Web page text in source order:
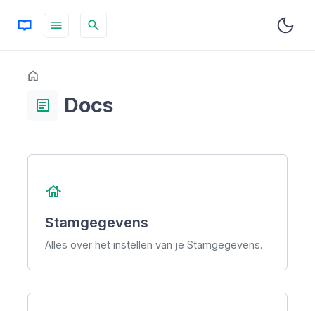
menu search
Home
OP DEZE PAGINA
Table
Contents
article Docs
house
Stamgegevens
Alles over het instellen van je Stamgegevens.